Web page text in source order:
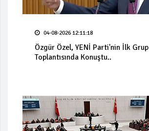
04-08-2026 12:11:18
Özgür Özel, YENİ Parti'nin İlk Grup
Toplantısında Konuştu..